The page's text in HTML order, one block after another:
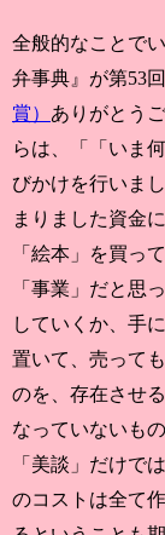
全般的なことで
弁事典』が第53
賞） ありがとう
らは、「「いま
びかけを行いまし
まりました資金
「絵本」を買っ
「事業」だと思
していくか、手
置いて、売って
のを、存在させ
なっていないも
「美談」だけで
のコストは全て